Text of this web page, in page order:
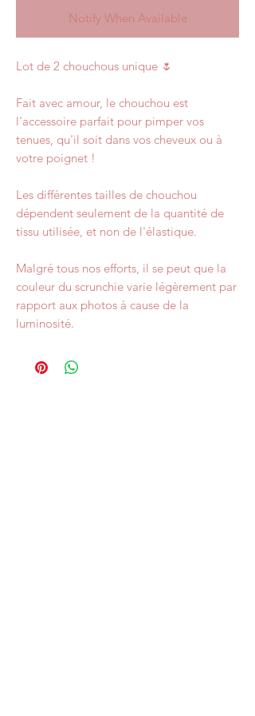
Notify When Available
Lot de 2 chouchous unique 🌷
Fait avec amour, le chouchou est
l'accessoire parfait pour pimper vos
tenues, qu'il soit dans vos cheveux ou à
votre poignet !
Les différentes tailles de chouchou
dépendent seulement de la quantité de
tissu utilisée, et non de l'élastique.
Malgré tous nos efforts, il se peut que la
couleur du scrunchie varie légèrement par
rapport aux photos à cause de la
luminosité.